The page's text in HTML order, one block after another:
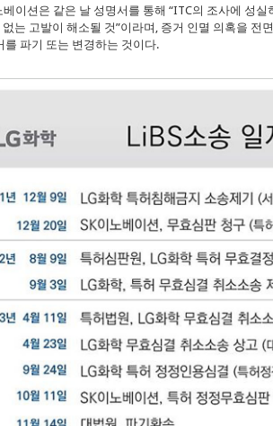
베이션은 같은 날 성명서를 통해 “ITC의 조사에 성
는 고발이 해소될 것”이라며, 증거 인멸 의혹을 전
를 파기 또는 변경하는 것이다.